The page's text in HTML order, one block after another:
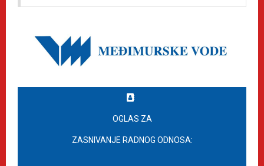
OGLAS ZA
ZASNIVANJE RADNOG ODNOSA: